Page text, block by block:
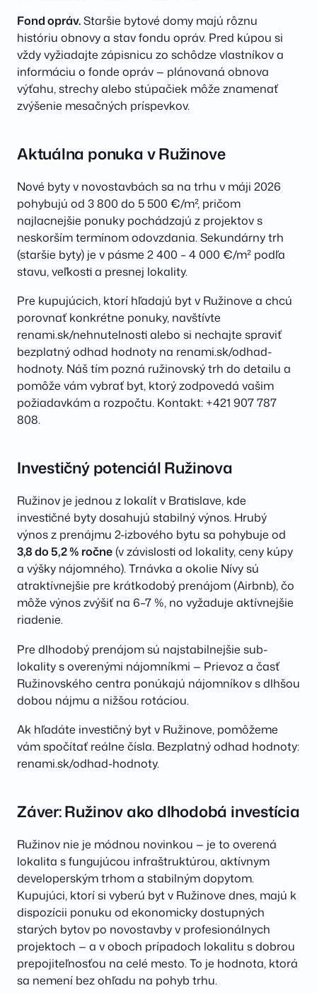
Fond opráv.Staršie bytové domy majú rôznu
históriu obnovy a stav fondu opráv. Pred kúpou si
vždy vyžiadajte zápisnicu zo schôdze vlastníkov a
informáciu o fonde opráv — plánovaná obnova
výťahu, strechy alebo stúpačiek môže znamenať
zvýšenie mesačných príspevkov.
Aktuálna ponuka v Ružinove
Nové byty v novostavbách sa na trhu v máji 2026
pohybujú od 3 800 do 5 500 €/m², pričom
najlacnejšie ponuky pochádzajú z projektov s
neskorším termínom odovzdania. Sekundárny trh
(staršie byty) je v pásme 2 400 – 4 000 €/m² podľa
stavu, veľkosti a presnej lokality.
Pre kupujúcich, ktorí hľadajú byt v Ružinove a chcú
porovnať konkrétne ponuky, navštívte
renami.sk/nehnutelnosti alebo si nechajte spraviť
bezplatný odhad hodnoty na renami.sk/odhad-
hodnoty. Náš tím pozná ružinovský trh do detailu a
pomôže vám vybrať byt, ktorý zodpovedá vašim
požiadavkám a rozpočtu. Kontakt: +421 907 787
808.
Investičný potenciál Ružinova
Ružinov je jednou z lokalít v Bratislave, kde
investičné byty dosahujú stabilný výnos. Hrubý
výnos z prenájmu 2-izbového bytu sa pohybuje od
3,8 do 5,2 % ročne(v závislosti od lokality, ceny kúpy
a výšky nájomného). Trnávka a okolie Nívy sú
atraktívnejšie pre krátkodobý prenájom (Airbnb), čo
môže výnos zvýšiť na 6–7 %, no vyžaduje aktívnejšie
riadenie.
Pre dlhodobý prenájom sú najstabilnejšie sub-
lokality s overenými nájomníkmi — Prievoz a časť
Ružinovského centra ponúkajú nájomníkov s dlhšou
dobou nájmu a nižšou rotáciou.
Ak hľadáte investičný byt v Ružinove, pomôžeme
vám spočítať reálne čísla. Bezplatný odhad hodnoty:
renami.sk/odhad-hodnoty.
Záver: Ružinov ako dlhodobá investícia
Ružinov nie je módnou novinkou — je to overená
lokalita s fungujúcou infraštruktúrou, aktívnym
developerským trhom a stabilným dopytom.
Kupujúci, ktorí si vyberú byt v Ružinove dnes, majú k
dispozícii ponuku od ekonomicky dostupných
starých bytov po novostavby v profesionálnych
projektoch — a v oboch prípadoch lokalitu s dobrou
prepojiteľnosťou na celé mesto. To je hodnota, ktorá
sa nemení bez ohľadu na pohyb trhu.